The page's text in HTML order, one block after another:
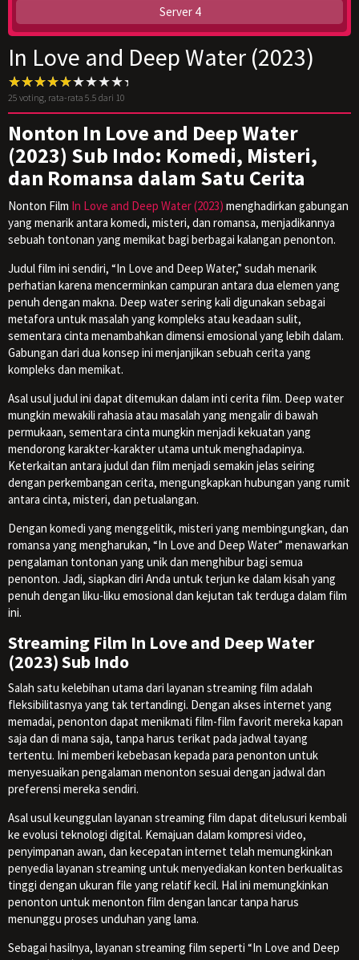
Server 4
In Love and Deep Water (2023)
25 voting, rata-rata 5.5 dari 10
Nonton In Love and Deep Water
(2023) Sub Indo: Komedi, Misteri,
dan Romansa dalam Satu Cerita
Nonton Film In Love and Deep Water (2023) menghadirkan gabungan
yang menarik antara komedi, misteri, dan romansa, menjadikannya
sebuah tontonan yang memikat bagi berbagai kalangan penonton.
Judul film ini sendiri, “In Love and Deep Water,” sudah menarik
perhatian karena mencerminkan campuran antara dua elemen yang
penuh dengan makna. Deep water sering kali digunakan sebagai
metafora untuk masalah yang kompleks atau keadaan sulit,
sementara cinta menambahkan dimensi emosional yang lebih dalam.
Gabungan dari dua konsep ini menjanjikan sebuah cerita yang
kompleks dan memikat.
Asal usul judul ini dapat ditemukan dalam inti cerita film. Deep water
mungkin mewakili rahasia atau masalah yang mengalir di bawah
permukaan, sementara cinta mungkin menjadi kekuatan yang
mendorong karakter-karakter utama untuk menghadapinya.
Keterkaitan antara judul dan film menjadi semakin jelas seiring
dengan perkembangan cerita, mengungkapkan hubungan yang rumit
antara cinta, misteri, dan petualangan.
Dengan komedi yang menggelitik, misteri yang membingungkan, dan
romansa yang mengharukan, “In Love and Deep Water” menawarkan
pengalaman tontonan yang unik dan menghibur bagi semua
penonton. Jadi, siapkan diri Anda untuk terjun ke dalam kisah yang
penuh dengan liku-liku emosional dan kejutan tak terduga dalam film
ini.
Streaming Film In Love and Deep Water
(2023) Sub Indo
Salah satu kelebihan utama dari layanan streaming film adalah
fleksibilitasnya yang tak tertandingi. Dengan akses internet yang
memadai, penonton dapat menikmati film-film favorit mereka kapan
saja dan di mana saja, tanpa harus terikat pada jadwal tayang
tertentu. Ini memberi kebebasan kepada para penonton untuk
menyesuaikan pengalaman menonton sesuai dengan jadwal dan
preferensi mereka sendiri.
Asal usul keunggulan layanan streaming film dapat ditelusuri kembali
ke evolusi teknologi digital. Kemajuan dalam kompresi video,
penyimpanan awan, dan kecepatan internet telah memungkinkan
penyedia layanan streaming untuk menyediakan konten berkualitas
tinggi dengan ukuran file yang relatif kecil. Hal ini memungkinkan
penonton untuk menonton film dengan lancar tanpa harus
menunggu proses unduhan yang lama.
Sebagai hasilnya, layanan streaming film seperti “In Love and Deep